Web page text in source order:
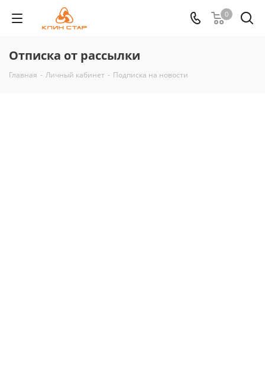
0
Отписка от рассылки
Главная - Личный кабинет - Подписка на новости